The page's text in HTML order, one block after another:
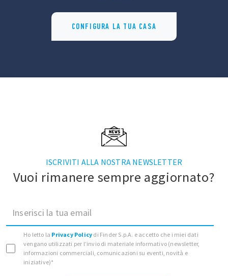
CONFIGURA LA TUA CASA
ISCRIVITI ALLA NOSTRA NEWSLETTER
Vuoi rimanere sempre aggiornato?
Inserisci la tua email
Ho letto la Privacy Policy di Finder S.p.A. e accetto che i miei dati
vengano utilizzati per l’invio di materiale informativo (newsletter,
informazioni commerciali, comunicazioni su eventi, novità e
iniziative)*